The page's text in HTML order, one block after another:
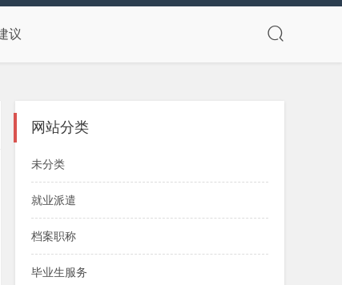
议
网站分类
未分类
就业派遣
档案职称
毕业生服务